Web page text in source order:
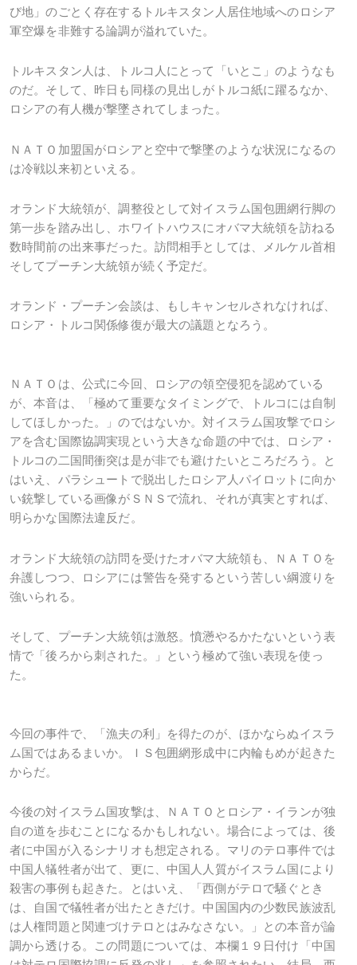
び地」のごとく存在するトルキスタン人居住地域へのロシア
軍空爆を非難する論調が溢れていた。
トルキスタン人は、トルコ人にとって「いとこ」のようなも
のだ。そして、昨日も同様の見出しがトルコ紙に躍るなか、
ロシアの有人機が撃墜されてしまった。
ＮＡＴＯ加盟国がロシアと空中で撃墜のような状況になるの
は冷戦以来初といえる。
オランド大統領が、調整役として対イスラム国包囲網行脚の
第一歩を踏み出し、ホワイトハウスにオバマ大統領を訪ねる
数時間前の出来事だった。訪問相手としては、メルケル首相
そしてプーチン大統領が続く予定だ。
オランド・プーチン会談は、もしキャンセルされなければ、
ロシア・トルコ関係修復が最大の議題となろう。
ＮＡＴＯは、公式に今回、ロシアの領空侵犯を認めている
が、本音は、「極めて重要なタイミングで、トルコには自制
してほしかった。」のではないか。対イスラム国攻撃でロシ
アを含む国際協調実現という大きな命題の中では、ロシア・
トルコの二国間衝突は是が非でも避けたいところだろう。と
はいえ、パラシュートで脱出したロシア人パイロットに向か
い銃撃している画像がＳＮＳで流れ、それが真実とすれば、
明らかな国際法違反だ。
オランド大統領の訪問を受けたオバマ大統領も、ＮＡＴＯを
弁護しつつ、ロシアには警告を発するという苦しい綱渡りを
強いられる。
そして、プーチン大統領は激怒。憤懣やるかたないという表
情で「後ろから刺された。」という極めて強い表現を使っ
た。
今回の事件で、「漁夫の利」を得たのが、ほかならぬイスラ
ム国ではあるまいか。ＩＳ包囲網形成中に内輪もめが起きた
からだ。
今後の対イスラム国攻撃は、ＮＡＴＯとロシア・イランが独
自の道を歩むことになるかもしれない。場合によっては、後
者に中国が入るシナリオも想定される。マリのテロ事件では
中国人犠牲者が出て、更に、中国人人質がイスラム国により
殺害の事例も起きた。とはいえ、「西側がテロで騒ぐとき
は、自国で犠牲者が出たときだけ。中国国内の少数民族波乱
は人権問題と関連づけテロとはみなさない。」との本音が論
調から透ける。この問題については、本欄１９日付け「中国